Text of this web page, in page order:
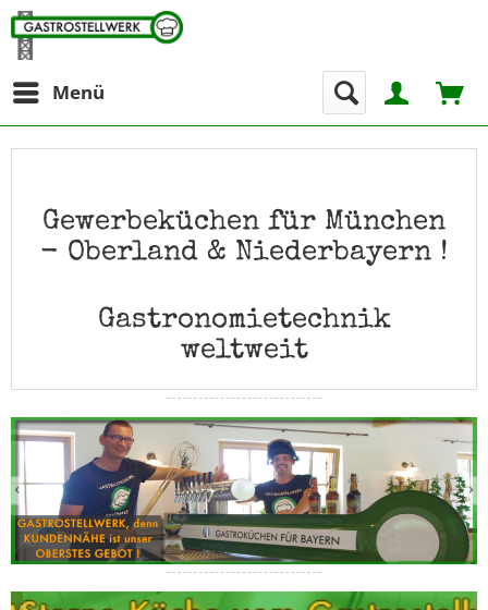
Menü
Gewerbeküchen für München
- Oberland & Niederbayern !
Gastronomietechnik
weltweit